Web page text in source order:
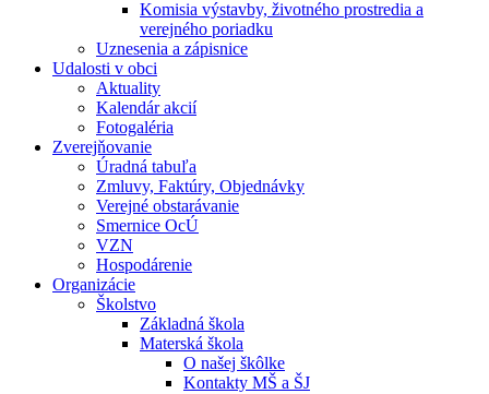
Komisia výstavby, životného prostredia a
verejného poriadku
Uznesenia a zápisnice
Udalosti v obci
Aktuality
Kalendár akcií
Fotogaléria
Zverejňovanie
Úradná tabuľa
Zmluvy, Faktúry, Objednávky
Verejné obstarávanie
Smernice OcÚ
VZN
Hospodárenie
Organizácie
Školstvo
Základná škola
Materská škola
O našej škôlke
Kontakty MŠ a ŠJ